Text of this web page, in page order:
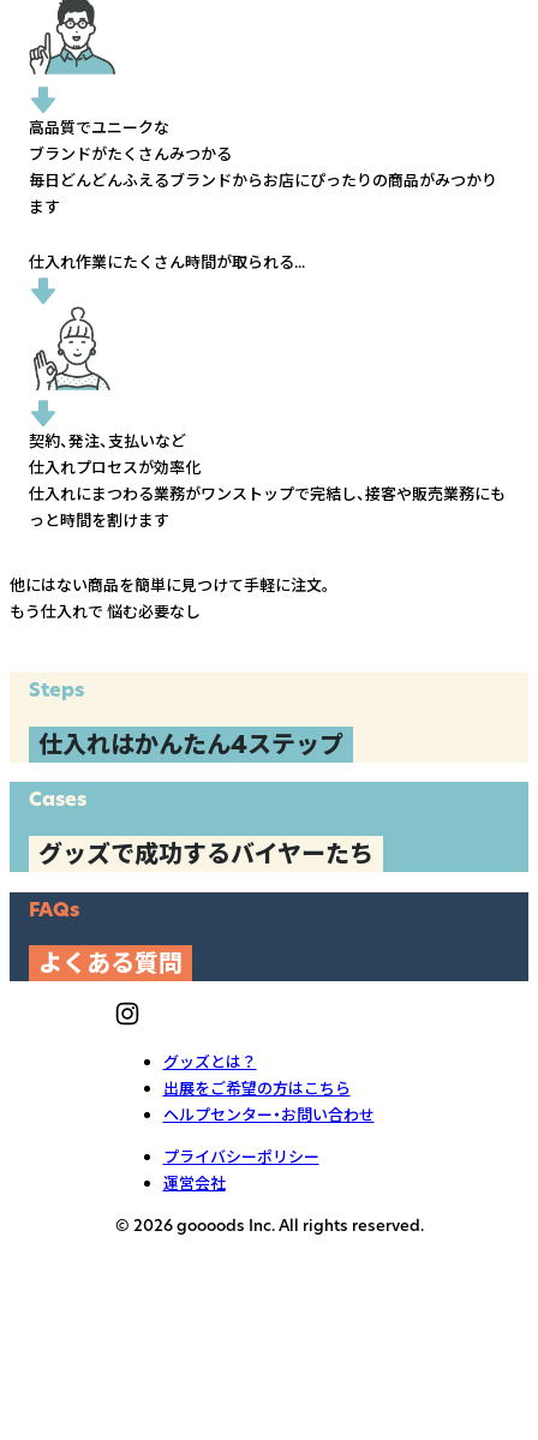
高品質でユニークな
ブランドがたくさんみつかる
毎日どんどんふえるブランドからお店にぴったりの商品がみつかり
ます
仕入れ作業にたくさん時間が取られる...
契約、発注、支払いなど
仕入れプロセスが効率化
仕入れにまつわる業務がワンストップで完結し、接客や販売業務にも
っと時間を割けます
他にはない商品を簡単に見つけて手軽に注文。
もう仕入れで 悩む必要なし
Steps
仕入れはかんたん4ステップ
Cases
グッズで成功するバイヤーたち
FAQs
よくある質問
グッズとは？
出展をご希望の方はこちら
ヘルプセンター・お問い合わせ
プライバシーポリシー
運営会社
© 2026 goooods Inc. All rights reserved.